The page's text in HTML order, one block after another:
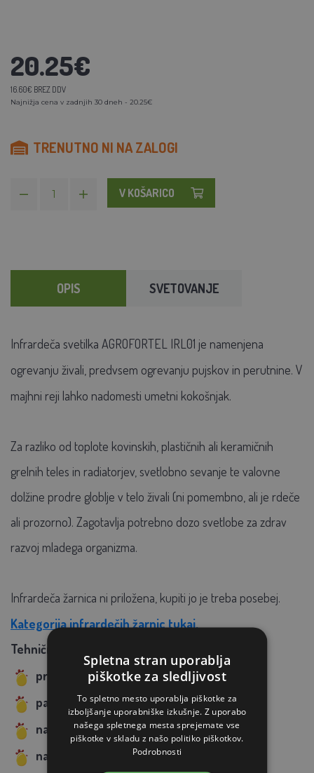
20.25€
16.60€ BREZ DDV
Najnižja cena v zadnjih 30 dneh - 20.25€
TRENUTNO NI NA ZALOGI
V KOŠARICO
OPIS SVETOVANJE
Infrardeča svetilka AGROFORTEL IRL01 je namenjena
ogrevanju živali, predvsem ogrevanju pujskov in perutnine. V
majhni reji lahko nadomesti umetni kokošnjak.
Za razliko od toplote kovinskih, plastičnih ali keramičnih
grelnih teles in radiatorjev, svetlobno sevanje te valovne
dolžine prodre globlje v telo živali (ni pomembno, ali je rdeče
ali prozorno). Zagotavlja potrebno dozo svetlobe za zdrav
razvoj mladega organizma.
Infrardeča žarnica ni priložena, kupiti jo je treba posebej.
Kategorija infrardečih žarnic tukaj.
Tehnični parametri:
premer: 210 mm
pakiranje: 1 kos v kartonu
najmanjša oddaljenost od podloge: 60 cm
navoj: E27, napajanje 220 V
Spletna stran uporablja
piškotke za sledljivost
To spletno mesto uporablja piškotke za
izboljšanje uporabniške izkušnje. Z uporabo
našega spletnega mesta sprejemate vse
piškotke v skladu z našo politiko piškotkov.
Podrobnosti